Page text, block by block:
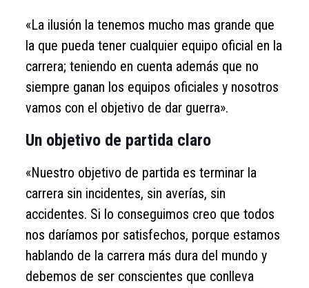
«La ilusión la tenemos mucho mas grande que
la que pueda tener cualquier equipo oficial en la
carrera; teniendo en cuenta además que no
siempre ganan los equipos oficiales y nosotros
vamos con el objetivo de dar guerra».
Un objetivo de partida claro
«Nuestro objetivo de partida es terminar la
carrera sin incidentes, sin averías, sin
accidentes. Si lo conseguimos creo que todos
nos daríamos por satisfechos, porque estamos
hablando de la carrera más dura del mundo y
debemos de ser conscientes que conlleva